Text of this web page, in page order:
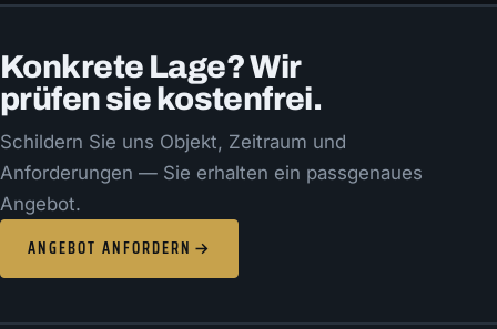
Konkrete Lage? Wir
prüfen sie kostenfrei.
Schildern Sie uns Objekt, Zeitraum und
Anforderungen — Sie erhalten ein passgenaues
Angebot.
ANGEBOT ANFORDERN